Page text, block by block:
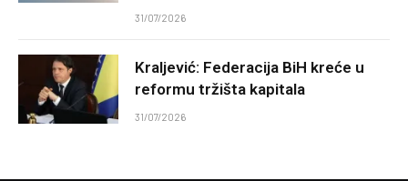
31/07/2026
Kraljević: Federacija BiH kreće u
reformu tržišta kapitala
31/07/2026